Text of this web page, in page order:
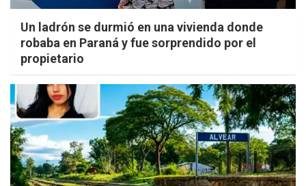
Un ladrón se durmió en una vivienda donde
robaba en Paraná y fue sorprendido por el
propietario